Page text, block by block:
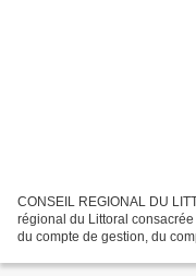
CONSEIL REGIONAL DU
régional du Littoral
du compte de gestion, du